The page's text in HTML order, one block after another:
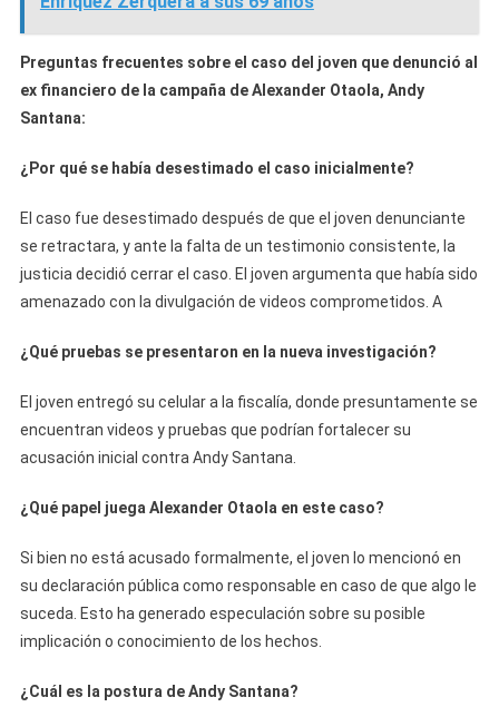
Preguntas frecuentes sobre el caso del joven que denunció al
ex financiero de la campaña de Alexander Otaola, Andy
Santana:
¿Por qué se había desestimado el caso inicialmente?
El caso fue desestimado después de que el joven denunciante
se retractara, y ante la falta de un testimonio consistente, la
justicia decidió cerrar el caso. El joven argumenta que había sido
amenazado con la divulgación de videos comprometidos. A
¿Qué pruebas se presentaron en la nueva investigación?
El joven entregó su celular a la fiscalía, donde presuntamente se
encuentran videos y pruebas que podrían fortalecer su
acusación inicial contra Andy Santana.
¿Qué papel juega Alexander Otaola en este caso?
Si bien no está acusado formalmente, el joven lo mencionó en
su declaración pública como responsable en caso de que algo le
suceda. Esto ha generado especulación sobre su posible
implicación o conocimiento de los hechos.
¿Cuál es la postura de Andy Santana?